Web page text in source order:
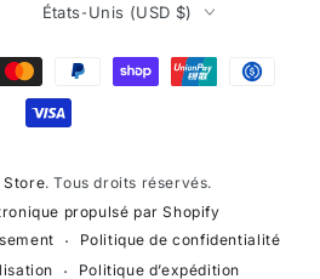
Store. Tous droits réservés.
propulsé par Shopify
Politique de confidentialité
Politique d’expédition
États-Unis (USD $)